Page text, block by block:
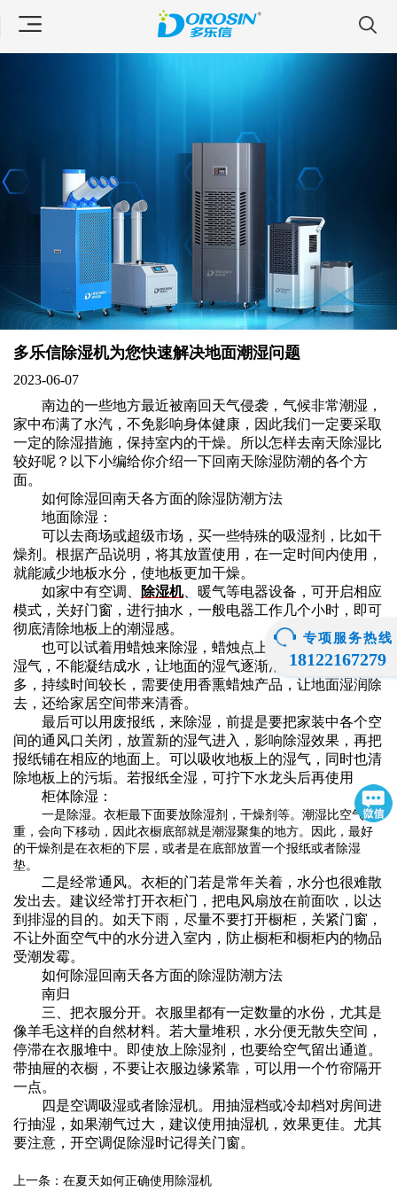
多乐信除湿机为您快速解决地面潮湿问题
2023-06-07
南边的一些地方最近被南回天气侵袭，气候非常潮湿，
家中布满了水汽，不免影响身体健康，因此我们一定要采取
一定的除湿措施，保持室内的干燥。所以怎样去南天除湿比
较好呢？以下小编给你介绍一下回南天除湿防潮的各个方
面。
如何除湿回南天各方面的除湿防潮方法
地面除湿：
可以去商场或超级市场，买一些特殊的吸湿剂，比如干
燥剂。根据产品说明，将其放置使用，在一定时间内使用，
就能减少地板水分，使地板更加干燥。
如家中有空调、
除湿机、暖气等电器设备，可开启相应
模式，关好门窗，进行抽水，一般电器工作几个小时，即可
彻底清除地板上的潮湿感。
也可以试着用蜡烛来除湿，蜡烛点上之后，让空气中的
湿气，不能凝结成水，让地面的湿气逐渐消退。若湿气较
多，持续时间较长，需要使用香熏蜡烛产品，让地面湿润除
去，还给家居空间带来清香。
最后可以用废报纸，来除湿，前提是要把家装中各个空
间的通风口关闭，放置新的湿气进入，影响除湿效果，再把
报纸铺在相应的地面上。可以吸收地板上的湿气，同时也清
除地板上的污垢。若报纸全湿，可拧下水龙头后再使用
柜体除湿：
一是除湿。衣柜最下面要放除湿剂，干燥剂等。潮湿比空气
重，会向下移动，因此衣橱底部就是潮湿聚集的地方。因此，最好
的干燥剂是在衣柜的下层，或者是在底部放置一个报纸或者除湿
垫。
二是经常通风。衣柜的门若是常年关着，水分也很难散
发出去。建议经常打开衣柜门，把电风扇放在前面吹，以达
到排湿的目的。如天下雨，尽量不要打开橱柜，关紧门窗，
不让外面空气中的水分进入室内，防止橱柜和橱柜内的物品
受潮发霉。
如何除湿回南天各方面的除湿防潮方法
南归
三、把衣服分开。衣服里都有一定数量的水份，尤其是
像羊毛这样的自然材料。若大量堆积，水分便无散失空间，
停滞在衣服堆中。即使放上除湿剂，也要给空气留出通道。
带抽屉的衣橱，不要让衣服边缘紧靠，可以用一个竹帘隔开
一点。
四是空调吸湿或者除湿机。用抽湿档或冷却档对房间进
行抽湿，如果潮气过大，建议使用抽湿机，效果更佳。尤其
要注意，开空调促除湿时记得关门窗。
上一条：在夏天如何正确使用除湿机
专项服务热线
18122167279